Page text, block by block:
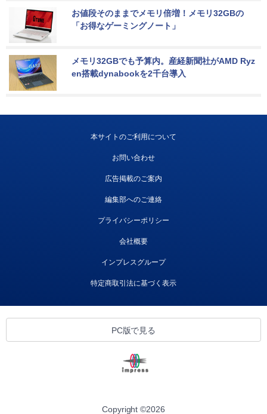
お値段そのままでメモリ倍増！メモリ32GBの
「お得なゲーミングノート」
メモリ32GBでも予算内。産経新聞社がAMD Ryz
en搭載dynabookを2千台導入
本サイトのご利用について
お問い合わせ
広告掲載のご案内
編集部へのご連絡
プライバシーポリシー
会社概要
インプレスグループ
特定商取引法に基づく表示
PC版で見る
Copyright ©2026